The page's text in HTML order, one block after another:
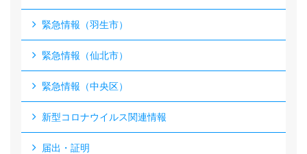
緊急情報（羽生市）
緊急情報（仙北市）
緊急情報（中央区）
新型コロナウイルス関連情報
届出・証明